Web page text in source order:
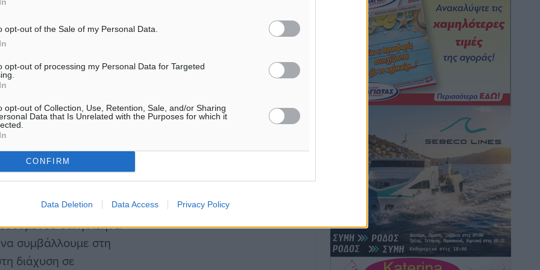
opt-out of the Sale of my Personal Data.
opt-out of processing my Personal Data for Targeted
opt-out of Collection, Use, Retention, Sale, and/or Sharing
Data that Is Unrelated with the Purposes for which it
CONFIRM
Data Deletion Data Access Privacy Policy
200 κορυφαίους
σήμερα 8 Απριλίου,
επίσης έδωσαν ο
της AEGEAN κ.
της Αναπτυξιακής
ότι η
αυτή που έχει φέρει
μέχρι τώρα για
της Αττικής». Ο
διάχυση είτε
ότι η Αθήνα
συμβάλλουμε στη
διάχυση σε
μονόδρομο στο Μαστιχάρι –
Αναποδογύρισε όχημα με μητέρα και
5χρονο παιδί
Τοπικές Ειδήσεις• πριν 3 ώρες
“Η Ευρώπη αντιμετώπιζε το
προσφυγικό σαν ταινία τρόμου” – Η
Γιασιράνη στον RV για τα γεγονότα που
οδήγησαν στο Σύμφωνο της Λέρου
Τοπικές Ειδήσεις• πριν 3 ώρες
Συναυλία με τον Γιάννη Κότσιρα στις
21 Αυγούστου
Πολιτιστικά πριν 3 ώρες
Έκτακτη συνεδρίαση της Δημοτικής
Επιτροπής Ρόδου αύριο Παρασκευή 7